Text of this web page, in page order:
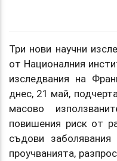
Три нови научни
от Националния
изследвания на
днес, 21 май,
масово
повишения риск от
съдови
проучванията,